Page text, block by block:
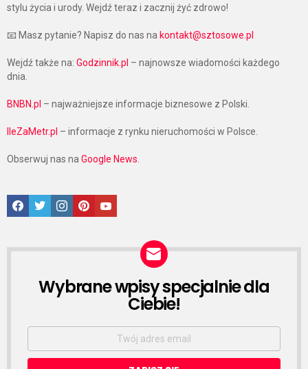
stylu życia i urody. Wejdź teraz i zacznij żyć zdrowo!
📧 Masz pytanie? Napisz do nas na kontakt@sztosowe.pl
Wejdź także na: Godzinnik.pl – najnowsze wiadomości każdego
dnia.
BNBN.pl – najważniejsze informacje biznesowe z Polski.
IleZaMetr.pl – informacje z rynku nieruchomości w Polsce.
Obserwuj nas na Google News
Facebook
TwitterInstagramPinterestGoogle News
NEWSLETTER
Wybrane wpisy specjalnie dla
Ciebie!
Email